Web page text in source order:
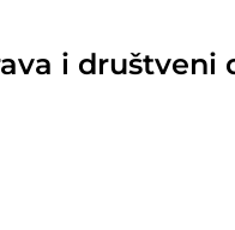
i društveni